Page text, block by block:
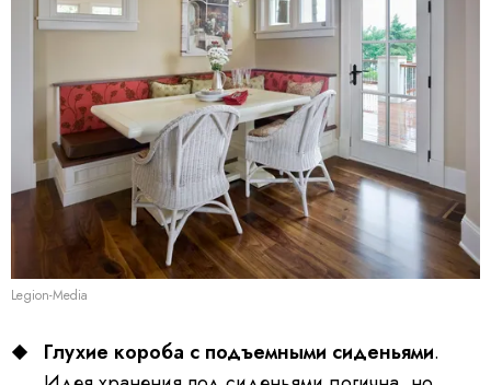
Legion-Media
Глухие короба с подъемными сиденьями.